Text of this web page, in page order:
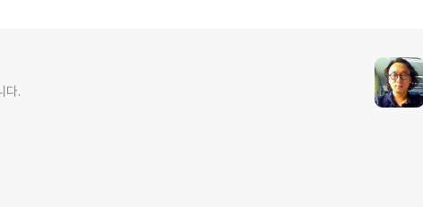
다.